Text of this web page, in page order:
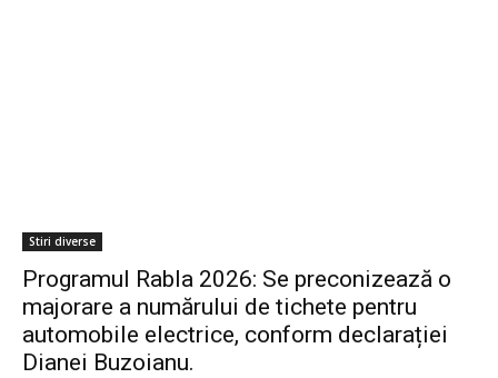
Stiri diverse
Programul Rabla 2026: Se preconizează o
majorare a numărului de tichete pentru
automobile electrice, conform declarației
Dianei Buzoianu.